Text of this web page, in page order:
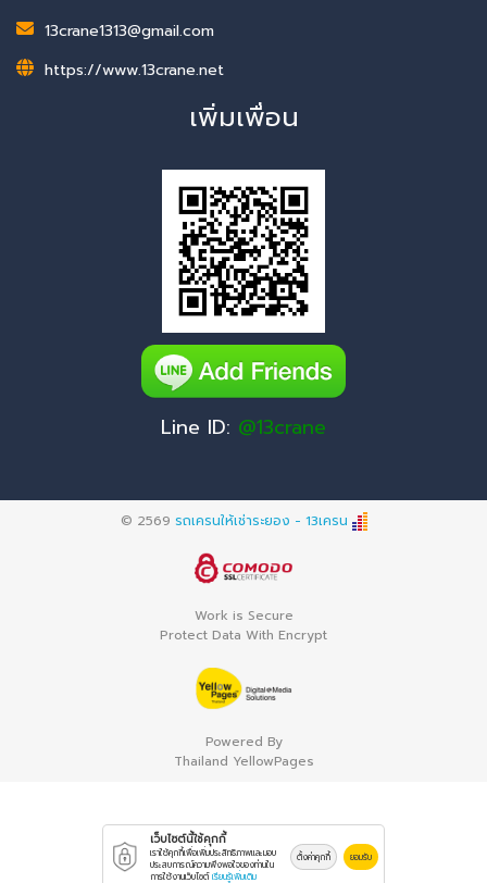
13crane1313@gmail.com
https://www.13crane.net
เพิ่มเพื่อน
Line ID: @13crane
© 2569 รถเครนให้เช่าระยอง - 13เครน
Work is Secure
Protect Data With Encrypt
Powered By
Thailand YellowPages
เว็บไซต์นี้ใช้คุกกี้
เราใช้คุกกี้เพื่อเพิ่มประสิทธิภาพและมอบ
ประสบการณ์ความพึงพอใจของท่านใน
การใช้งานเว็บไซต์เรียนรู้เพิ่มเติม
ตั้งค่าคุกกี้ ยอมรับ